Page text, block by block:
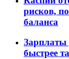
рисков,
баланса
Зарплаты
быстрее